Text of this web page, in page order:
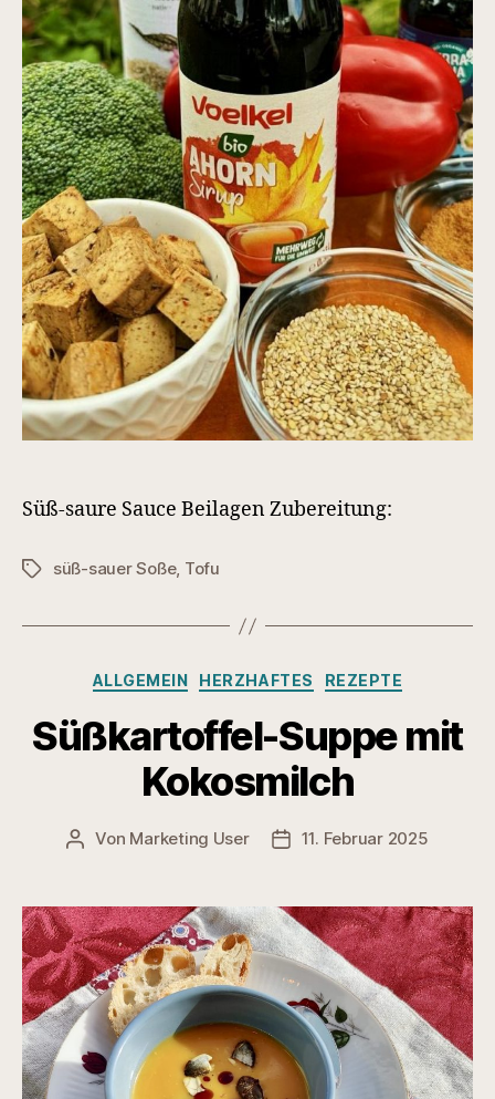
Süß-saure Sauce Beilagen Zubereitung:
Schlagwörter
süß-sauer Soße, Tofu
Kategorien
ALLGEMEIN HERZHAFTES REZEPTE
Süßkartoffel-Suppe mit
Kokosmilch
Beitragsautor
Von Marketing User Veröffentlichungsdatum
11. Februar 2025